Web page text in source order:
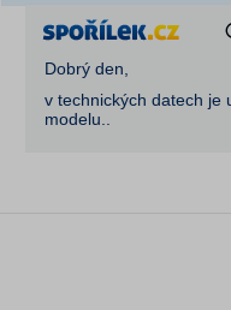
Dobrý den,
v technických datech je
modelu..